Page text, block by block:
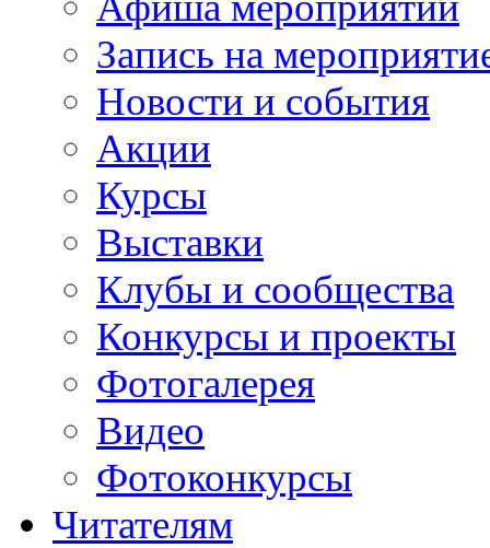
Запись на
Новости и события
Акции
Курсы
Выставки
Клубы и сообщества
Конкурсы и проекты
Фотогалерея
Видео
Фотоконкурсы
Читателям